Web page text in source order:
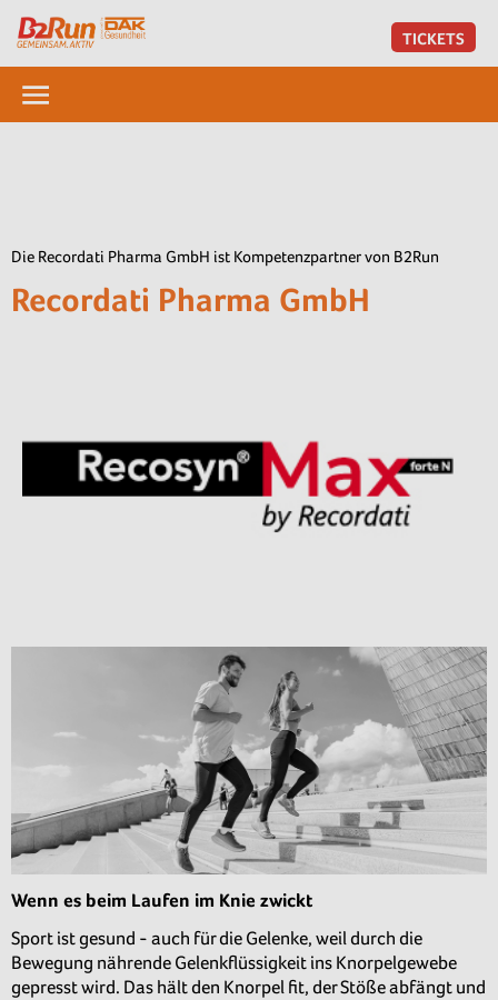
TICKETS
Die Recordati Pharma GmbH ist Kompetenzpartner von B2Run
Recordati Pharma GmbH
Wenn es beim Laufen im Knie zwickt
Sport ist gesund - auch für die Gelenke, weil durch die
Bewegung nährende Gelenkflüssigkeit ins Knorpelgewebe
gepresst wird. Das hält den Knorpel fit, der Stöße abfängt und